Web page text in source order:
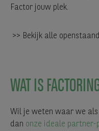
Factor jouw plek.
>> Bekijk alle
WAT IS
Wil je weten waar we
dan onze ideale partner-